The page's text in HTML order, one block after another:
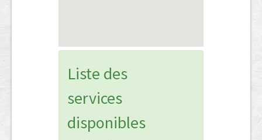
Liste des
services
disponibles